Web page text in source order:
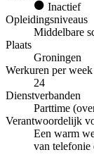
Inactief
Opleidingsniveaus
Middelbare
Plaats
Groningen
Werkuren per week
24
Dienstverbanden
Parttime
Verantwoordelijk
Een warm
van telefonie